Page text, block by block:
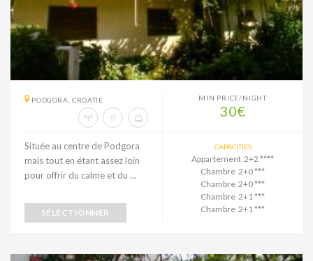
PODGORA, CROATIE MIN PRICE/NIGHT
30€
Située au centre de Podgora
mais tout en étant assez loin
pour offrir du calme et du ...
SÉLECTIONNER
CAPACITIES
Appartement 2+2 ****
Chambre 2+0 ***
Chambre 2+0 ***
Chambre 2+1 ***
Chambre 2+1 ***